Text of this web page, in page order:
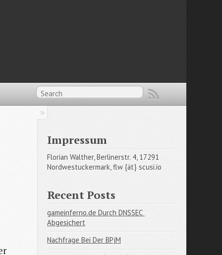
Impressum
Florian Walther, Berlinerstr. 4, 17291
Nordwestuckermark, flw {ät} scusi.io
Recent Posts
gameinferno.de Durch DNSSEC
Abgesichert
Nachfrage Bei Der BPjM